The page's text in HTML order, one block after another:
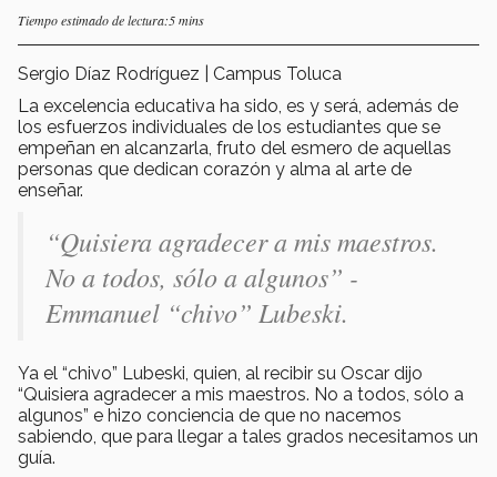
Tiempo estimado de lectura:5 mins
Sergio Díaz Rodríguez | Campus Toluca
La excelencia educativa ha sido, es y será, además de
los esfuerzos individuales de los estudiantes que se
empeñan en alcanzarla, fruto del esmero de aquellas
personas que dedican corazón y alma al arte de
enseñar.
“Quisiera agradecer a mis maestros.
No a todos, sólo a algunos” -
Emmanuel “chivo” Lubeski.
Ya el “chivo” Lubeski, quien, al recibir su Oscar dijo
“Quisiera agradecer a mis maestros. No a todos, sólo a
algunos” e hizo conciencia de que no nacemos
sabiendo, que para llegar a tales grados necesitamos un
guía.